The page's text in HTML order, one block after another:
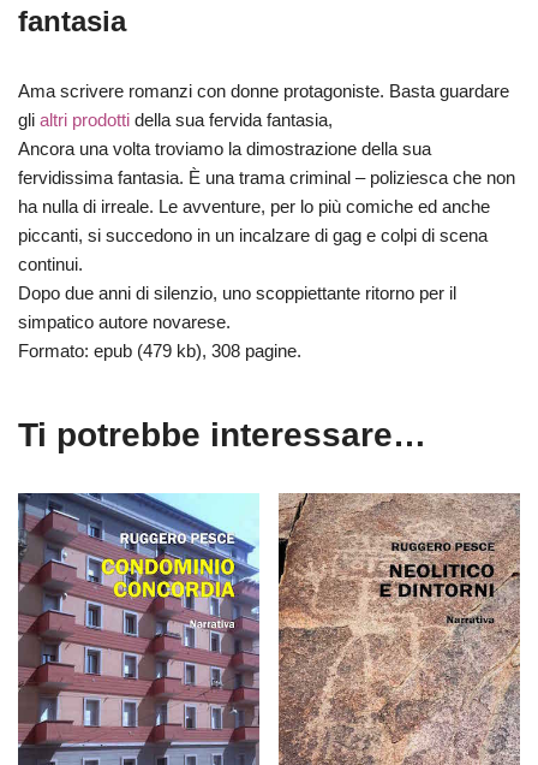
fantasia
Ama scrivere romanzi con donne protagoniste. Basta guardare
gli altri prodotti della sua fervida fantasia,
Ancora una volta troviamo la dimostrazione della sua
fervidissima fantasia. È una trama criminal – poliziesca che non
ha nulla di irreale. Le avventure, per lo più comiche ed anche
piccanti, si succedono in un incalzare di gag e colpi di scena
continui.
Dopo due anni di silenzio, uno scoppiettante ritorno per il
simpatico autore novarese.
Formato: epub (479 kb), 308 pagine.
Ti potrebbe interessare…